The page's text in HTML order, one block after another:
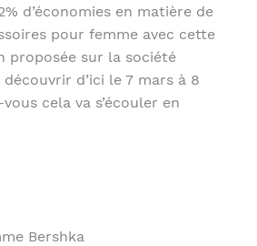
d’économies en matière de
pour femme avec cette
proposée sur la société
d’ici le 7 mars à 8
cela va s’écouler en
Bershka